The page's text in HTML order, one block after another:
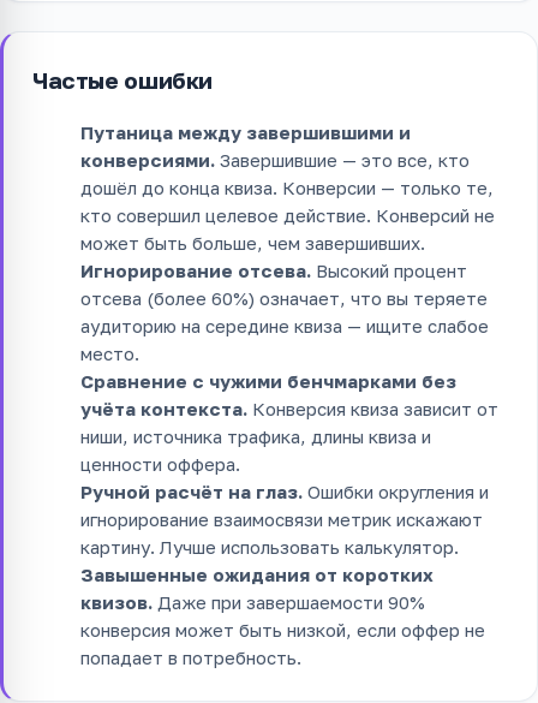
Частые ошибки
Путаница между завершившими и
конверсиями. Завершившие — это все, кто
дошёл до конца квиза. Конверсии — только те,
кто совершил целевое действие. Конверсий не
может быть больше, чем завершивших.
Игнорирование отсева. Высокий процент
отсева (более 60%) означает, что вы теряете
аудиторию на середине квиза — ищите слабое
место.
Сравнение с чужими бенчмарками без
учёта контекста. Конверсия квиза зависит от
ниши, источника трафика, длины квиза и
ценности оффера.
Ручной расчёт на глаз. Ошибки округления и
игнорирование взаимосвязи метрик искажают
картину. Лучше использовать калькулятор.
Завышенные ожидания от коротких
квизов. Даже при завершаемости 90%
конверсия может быть низкой, если оффер не
попадает в потребность.